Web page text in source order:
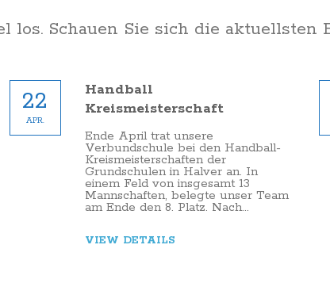
los. Schauen Sie sich die aktuellsten
22
APR.
Handball
Kreismeisterschaft
Ende April trat unsere
Verbundschule bei den Handball-
Kreismeisterschaften der
Grundschulen in Halver an. In
einem Feld von insgesamt 13
Mannschaften, belegte unser Team
am Ende den 8. Platz. Nach...
VIEW DETAILS